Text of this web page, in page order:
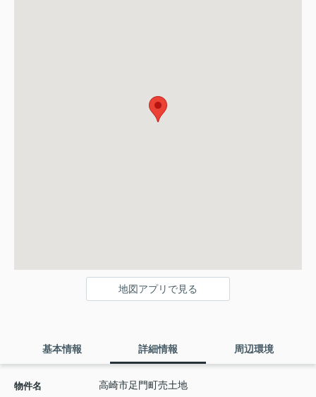
地図アプリで見る
基本情報 詳細情報 周辺環境
物件名 高崎市足門町売土地